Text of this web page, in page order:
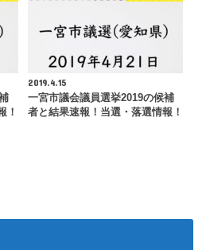
！
2019.4.15
一宮市議会議員選挙2019の候補
者と結果速報！当選・落選情報！